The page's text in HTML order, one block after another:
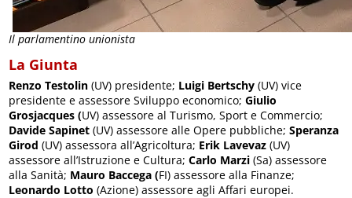
Il parlamentino unionista
La Giunta
Renzo Testolin (UV) presidente; Luigi Bertschy (UV) vice
presidente e assessore Sviluppo economico;Giulio
Grosjacques (UV) assessore al Turismo, Sport e Commercio;
Davide Sapinet (UV) assessore alle Opere pubbliche; Speranza
Girod (UV) assessora all’Agricoltura; Erik Lavevaz (UV)
assessore all’Istruzione e Cultura;Carlo Marzi (Sa) assessore
alla Sanità; Mauro Baccega (FI) assessore alla Finanze;
Leonardo Lotto (Azione) assessore agli Affari europei.